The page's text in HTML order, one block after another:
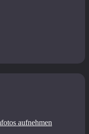
aufnehmen